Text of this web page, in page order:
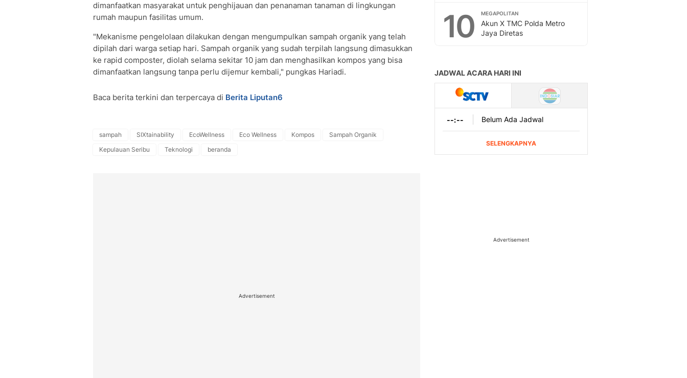
dimanfaatkan masyarakat untuk penghijauan dan penanaman tanaman di lingkungan
rumah maupun fasilitas umum.
"Mekanisme pengelolaan dilakukan dengan mengumpulkan sampah organik yang telah
dipilah dari warga setiap hari. Sampah organik yang sudah terpilah langsung dimasukkan
ke rapid composter, diolah selama sekitar 10 jam dan menghasilkan kompos yang bisa
dimanfaatkan langsung tanpa perlu dijemur kembali," pungkas Hariadi.
Baca berita terkini dan terpercaya di Berita Liputan6
sampah SIXtainability EcoWellness Eco Wellness Kompos
Sampah Organik
Kepulauan Seribu
Teknologi beranda
Advertisement
10 MEGAPOLITAN
Akun X TMC Polda Metro
Jaya Diretas
Advertisement